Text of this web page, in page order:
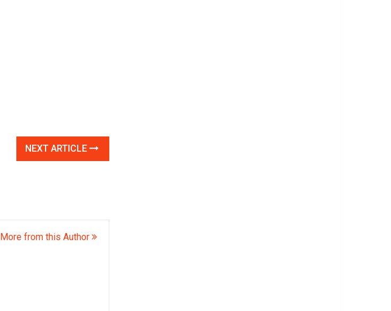
NEXT ARTICLE
More from this Author